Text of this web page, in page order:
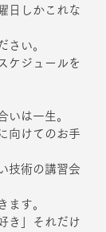
日しかこれな
さい。
ケジュールを
いは一生。
向けてのお手
技術の講習会
ます。
き」それだけ